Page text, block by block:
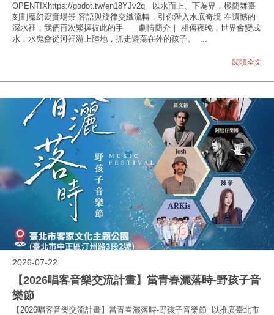
OPENTIXhttps://godot.tw/en18YJv2q 以水面上、下為界，極簡舞臺
刻劃魔幻寫實場景 客語與旋律交織流轉，引你潛入水底奇境 在遺憾的
深水裡，我們再次緊握彼此的手 ｜劇情簡介｜ 相傳夜晚，世界會變成
水，水鬼會從河裡游上陸地，抓走遊蕩在外的孩子。 ...
閱讀全文
2026-07-22
【2026唱客音樂交流計畫】當青春灑落時-野孩子音
樂節
【2026唱客音樂交流計畫】當青春灑落時-野孩子音樂節 以推廣臺北市